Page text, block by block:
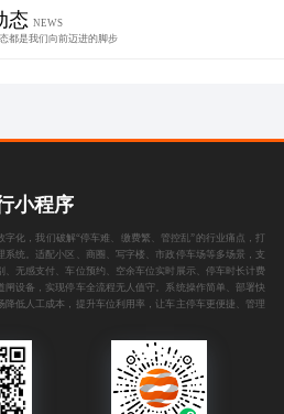
态 NEWS
都是我们向前迈进的脚步
小程序
字化，我们破解“停车难、缴费繁、管控乱”的行业痛点，打
系统。适配小区、商圈、写字楼、市政停车场等多场景，支
、无感支付、车位预约、空余车位实时展示、停车时长计费
闸设备，实现停车全流程无人值守。系统操作简单、部署快
降低人工成本，提升车位利用率，让车主停车更便捷、管理